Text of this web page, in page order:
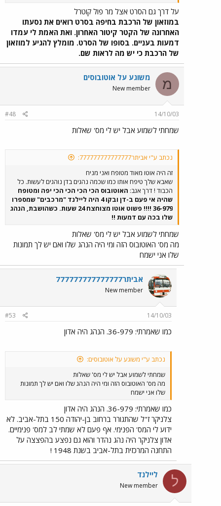
על דרך גם הסרט אצל מר פול קוטרל
במוזאון של הרכבת בחיפה בסרט רואים את נסעתו
האחרונה של הקטר קיטור האחרון. ואת האמת לי עמדו
דמעות בעניים. בסופו של הסרט. מומלץ להגיע למוזאון
של הרכבת כי יש מה לראות שם.
מ משוגע על אוטובוסים
New member
14/10/03
#48
שמחתי לשמוע אבל יש לי מס' שאלות
נכתב ע"י אביתר777777777777777:
זה היה אוטו מאוד מטופח ואני מניח
שאבא שלך טיפח אותו כמו שכמה נהגים בדן נוהגים לעשות. כל
הכבוד ! דרך אגב: האוטובוס הכי הכי הכי הכי יפה ומטופח
שהיה אי פעם ב-דן ובקו 4 היה ליילנד "מרכבים" שמספרו
36-979 !!!! פשוט אוטו מצוחצח 24 שעות. כשהושבת, הנהג
שלו בכה עם דמעות !!
שמחתי לשמוע אבל יש לי מס' שאלות
מה מס' האוטובוס הזה ומי היה הנהג שלו ואם יש לך תמונות
שלו אני ישמח
אביתר777777777777777
New member
14/10/03
#53
כמו שאמרתי: 36-979. הנהג היה אדון
נכתב ע"י משוגע על אוטובוסים:
שמחתי לשמוע אבל יש לי מס' שאלות
מה מס' האוטובוס הזה ומי היה הנהג שלו ואם יש לך תמונות
שלו אני ישמח
כמו שאמרתי: 36-979. הנהג היה אדון
צלניקר ז"ל שהתגורר ברחוב בן-יהודה 150 בתל-אביב. לא
ידוע לי המס' הפנימי. אף פעם לא שמתי לב למס' פנימיים.
אדון צלניקר היה נהג נהדר והוא גם נפצע בהפצצה על
התחנה המרכזית בתל-אביב בשנת 1948 !
ל ליילנד
New member